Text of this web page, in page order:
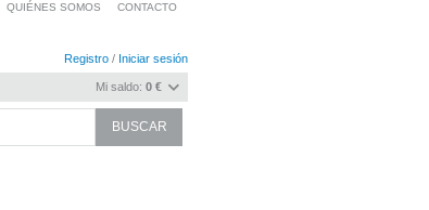
Registro / Iniciar sesión
Mi saldo: 0 €
QUIÉNES SOMOS CONTACTO